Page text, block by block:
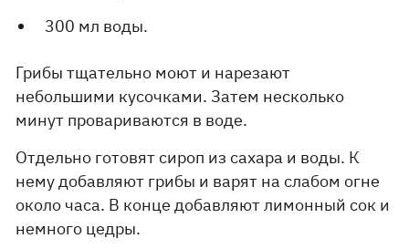
300 мл воды.
Грибы тщательно моют и нарезают
небольшими кусочками. Затем несколько
минут провариваются в воде.
Отдельно готовят сироп из сахара и воды. К
нему добавляют грибы и варят на слабом огне
около часа. В конце добавляют лимонный сок и
немного цедры.